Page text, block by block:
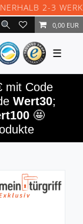
2-3
0,00 EUR
☰
mit Code
Wert30;
🤩